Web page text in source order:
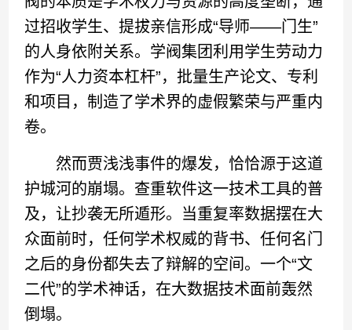
过招收学生、提拔亲信形成“导师——门生”
的人身依附关系。学阀集团利用学生劳动力
作为“人力资本杠杆”，批量生产论文、专利
和项目，制造了学术界的虚假繁荣与严重内
卷。
然而贾浅浅事件的爆发，恰恰源于这道
护城河的崩塌。查重软件这一技术工具的普
及，让抄袭无所遁形。当重复率数据摆在大
众面前时，任何学术权威的背书、任何名门
之后的身份都失去了辩解的空间。一个“文
二代”的学术神话，在大数据技术面前轰然
倒塌。